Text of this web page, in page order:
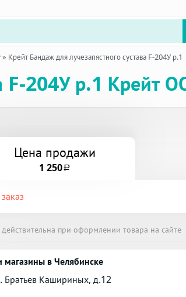
» Крейт Бандаж для лучезапястного сустава F-204У р.1
F-204У р.1 Крейт
Цена продажи
1 250a
при оформлении товара на сайте
магазины в Челябинске
Братьев Кашириных, д.12